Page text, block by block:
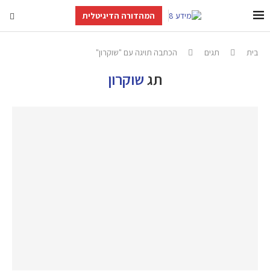
המהדורה הדיגיטלית
בית תגים הכתבה תויגה עם "שוקרון"
תגשוקרון